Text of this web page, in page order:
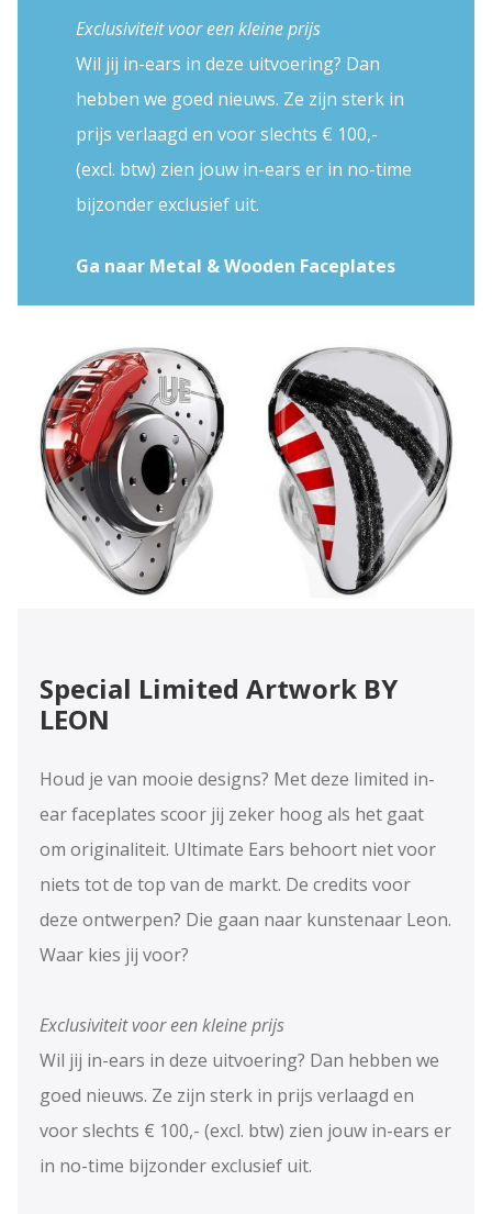
Exclusiviteit voor een kleine prijs
Wil jij in-ears in deze uitvoering? Dan
hebben we goed nieuws. Ze zijn sterk in
prijs verlaagd en voor slechts € 100,-
(excl. btw) zien jouw in-ears er in no-time
bijzonder exclusief uit.
Ga naar Metal & Wooden Faceplates
Special Limited Artwork BY
LEON
Houd je van mooie designs? Met deze limited in-
ear faceplates scoor jij zeker hoog als het gaat
om originaliteit. Ultimate Ears behoort niet voor
niets tot de top van de markt. De credits voor
deze ontwerpen? Die gaan naar kunstenaar Leon.
Waar kies jij voor?
Exclusiviteit voor een kleine prijs
Wil jij in-ears in deze uitvoering? Dan hebben we
goed nieuws. Ze zijn sterk in prijs verlaagd en
voor slechts € 100,- (excl. btw) zien jouw in-ears er
in no-time bijzonder exclusief uit.